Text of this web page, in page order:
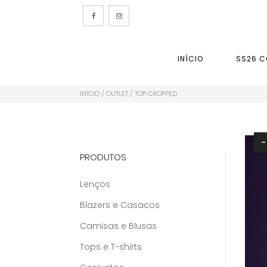
INÍCIO SS26
INÍCIO /OUTLET / TOP CROPPED
PRODUTOS
Lenços
Blazers e Casacos
Camisas e Blusas
Tops e T-shirts